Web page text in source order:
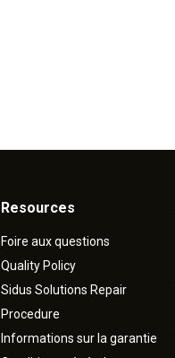
Resources
Foire aux questions
Quality Policy
Sidus Solutions Repair
Procedure
Informations sur la garantie